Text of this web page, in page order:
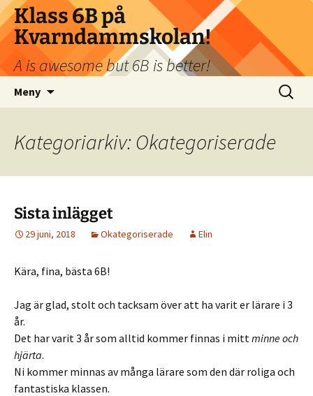
Klass 6B på
Kvarndammskolan!
A is awesome but 6B is better!
Meny
Sök
efter:
Kategoriarkiv: Okategoriserade
Sista inlägget
29 juni, 2018 Okategoriserade Elin
Kära, fina, bästa 6B!
Jag är glad, stolt och tacksam över att ha varit er lärare i 3
år.
Det har varit 3 år som alltid kommer finnas i mittminne och
hjärta.
Ni kommer minnas av många lärare som den där roliga och
fantastiska klassen.